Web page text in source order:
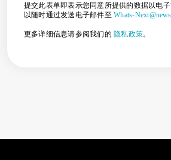
提交此表单即表示您同意所提供的数据以电
以随时通过发送电子邮件至Whats-
更多详细信息请参阅我们的 隐私政策。